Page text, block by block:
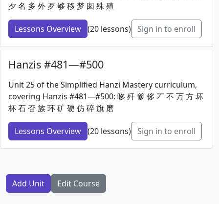
夕 名 多 外 歹 够 移 梦 囱 殊 殖
Lessons Overview (20 lessons) Sign in to enroll
Hanzis #481—#500
Unit 25 of the Simplified Hanzi Mastery curriculum,
covering Hanzis #481—#500: 哆 歼 爹 侈 丆 不 万 方 坏
杯 石 否 族 环 矿 硬 仿 碎 旗 磨
Lessons Overview (20 lessons) Sign in to enroll
Add Unit Edit Course